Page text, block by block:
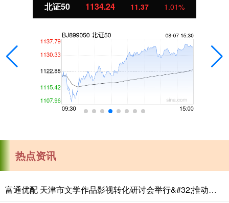
北证50 1134.24 11.37 1.01%
热点资讯
富通优配 天津市文学作品影视转化研讨会举行&#32;推动津派文学从“纸间”到“屏间”